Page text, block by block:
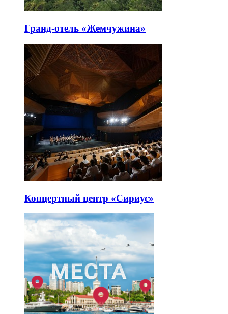
Гранд-отель «Жемчужина»
Концертный центр «Сириус»